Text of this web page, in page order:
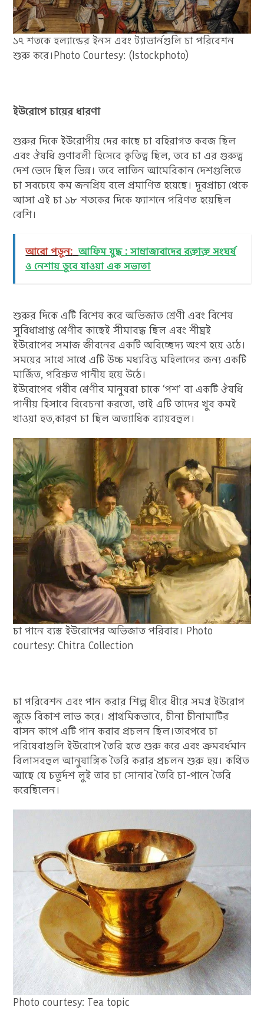
১৭ শতকে হল্যান্ডের ইনস এবং ট্যাভার্নগুলি চা পরিবেশন
শুরু করে।Photo Courtesy: (Istockphoto)
ইউরোপে চায়ের ধারণা
শুরুর দিকে ইউরোপীয় দের কাছে চা বহিরাগত কবজ ছিল
এবং ঔষধি গুণাবলী হিসেবে কৃতিত্ব ছিল, তবে চা এর গুরুত্ব
দেশ ভেদে ছিল ভিন্ন। তবে লাতিন আমেরিকান দেশগুলিতে
চা সবচেয়ে কম জনপ্রিয় বলে প্রমাণিত হয়েছে। দূরপ্রাচ্য থেকে
আসা এই চা ১৮ শতকের দিকে ফ্যাশনে পরিণত হয়েছিল
বেশি।
আরো পড়ুন: আফিম যুদ্ধ : সাম্রাজ্যবাদের রক্তাক্ত সংঘর্ষ
ও নেশায় ডুবে যাওয়া এক সভ্যতা
শুরুর দিকে এটি বিশেষ করে অভিজাত শ্রেণী এবং বিশেষ
সুবিধাপ্রাপ্ত শ্রেণীর কাছেই সীমাবদ্ধ ছিল এবং শীঘ্রই
ইউরোপের সমাজ জীবনের একটি অবিচ্ছেদ্য অংশ হয়ে ওঠে।
সময়ের সাথে সাথে এটি উচ্চ মধ্যবিত্ত মহিলাদের জন্য একটি
মার্জিত, পরিশ্রুত পানীয় হয়ে উঠে।
ইউরোপের গরীব শ্রেণীর মানুষরা চাকে ‘পশ’ বা একটি ঔষধি
পানীয় হিসাবে বিবেচনা করতো, তাই এটি তাদের খুব কমই
খাওয়া হত,কারণ চা ছিল অত্যাধিক ব্যায়বহুল।
চা পানে ব্যস্ত ইউরোপের অভিজাত পরিবার। Photo
courtesy: Chitra Collection
চা পরিবেশন এবং পান করার শিল্প ধীরে ধীরে সমগ্র ইউরোপ
জুড়ে বিকাশ লাভ করে। প্রাথমিকভাবে, চীনা চীনামাটির
বাসন কাপে এটি পান করার প্রচলন ছিল।তারপরে চা
পরিষেবাগুলি ইউরোপে তৈরি হতে শুরু করে এবং ক্রমবর্ধমান
বিলাসবহুল আনুষাঙ্গিক তৈরি করার প্রচলন শুরু হয়। কথিত
আছে যে চতুর্দশ লুই তার চা সোনার তৈরি চা-পানে তৈরি
করেছিলেন।
Photo courtesy: Tea topic